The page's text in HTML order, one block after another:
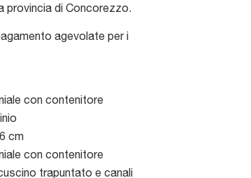
provincia di Concorezzo.
agevolate per i
con contenitore
cm
con contenitore
trapuntato e canali